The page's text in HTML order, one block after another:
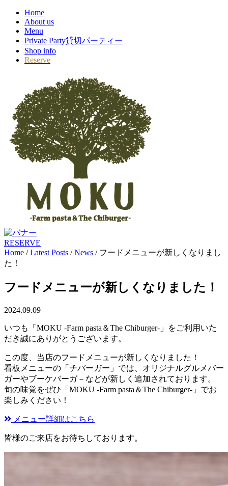
Home
About us
Menu
Private Party貸切パーティー
Shop info
Reserve
RESERVE
Home /Latest Posts /News / フードメニューが新しくなりまし
た！
フードメニューが新しくなりました！
2024.09.09
いつも「MOKU -Farm pasta＆The Chiburger-」をご利用いた
だき誠にありがとうございます。
この度、当店のフードメニューが新しくなりました！
看板メニューの「チバーガー」では、オリジナルグルメバー
ガーやブーケバーガ－などが新しく追加されております。
旬の味覚をぜひ「MOKU -Farm pasta＆The Chiburger-」でお
楽しみください！
メニュー詳細はこちら
皆様のご来店をお待ちしております。